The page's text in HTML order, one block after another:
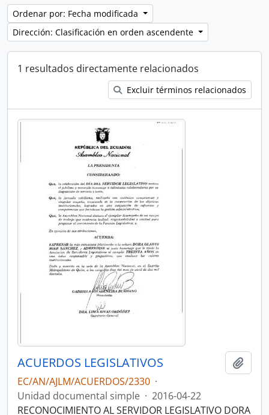
Ordenar por: Fecha modificada
Dirección: Clasificación en orden ascendente
1 resultados directamente relacionados
Excluir términos relacionados
ACUERDOS LEGISLATIVOS
EC/AN/AJLM/ACUERDOS/2330 ·
Unidad documental simple · 2016-04-22
RECONOCIMIENTO AL SERVIDOR LEGISLATIVO DORA